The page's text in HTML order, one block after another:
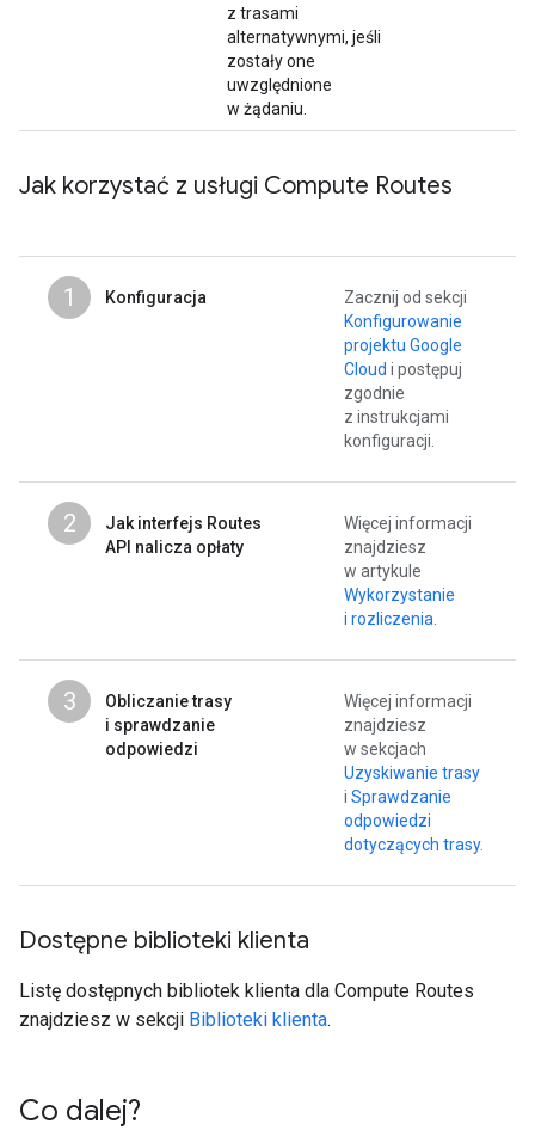
z trasami
alternatywnymi, jeśli
zostały one
uwzględnione
w żądaniu.
Jak korzystać z usługi Compute Routes
1 Konfiguracja
Zacznij od sekcji
Konfigurowanie
projektu Google
Cloud i postępuj
zgodnie
z instrukcjami
konfiguracji.
2
Jak interfejs Routes
API nalicza opłaty
Więcej informacji
znajdziesz
w artykule
Wykorzystanie
i rozliczenia
3
Obliczanie trasy
i sprawdzanie
odpowiedzi
Więcej informacji
znajdziesz
w sekcjach
Uzyskiwanie trasy
i Sprawdzanie
odpowiedzi
dotyczących trasy.
Dostępne biblioteki klienta
Listę dostępnych bibliotek klienta dla Compute Routes
znajdziesz w sekcji Biblioteki klienta.
Co dalej?